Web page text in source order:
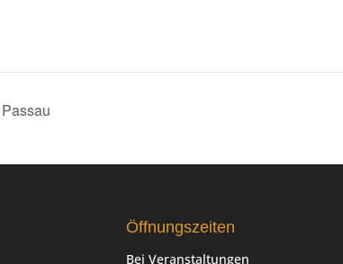
Öffnungszeiten
Bei Veranstaltungen